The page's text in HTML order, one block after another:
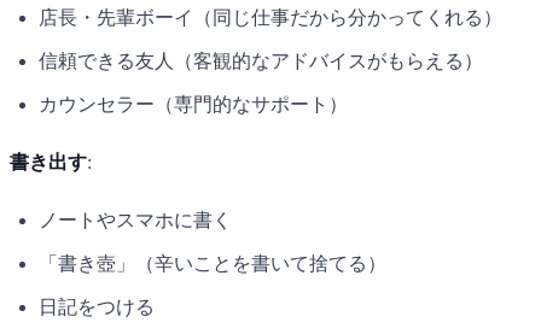
店長・先輩ボーイ（同じ仕事だから分かってくれる）
信頼できる友人（客観的なアドバイスがもらえる）
カウンセラー（専門的なサポート）
書き出す:
ノートやスマホに書く
「書き壺」（辛いことを書いて捨てる）
日記をつける